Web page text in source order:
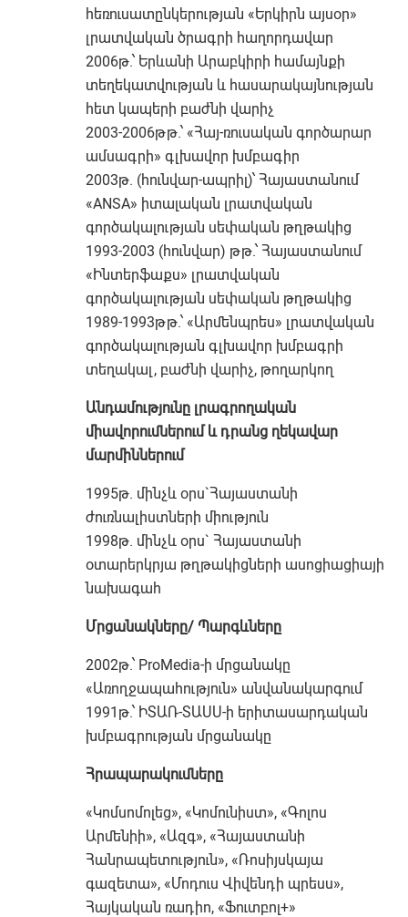
հեռուսատընկերության «Երկիրն այսօր»
լրատվական ծրագրի հաղորդավար
2006թ.՝ Երևանի Արաբկիրի համայնքի
տեղեկատվության և հասարակայնության
հետ կապերի բաժնի վարիչ
2003-2006թթ.՝ «Հայ-ռուսական գործարար
ամսագրի» գլխավոր խմբագիր
2003թ. (հունվար-ապրիլ)՝ Հայաստանում
«ANSA» իտալական լրատվական
գործակալության սեփական թղթակից
1993-2003 (հունվար) թթ.՝ Հայաստանում
«Ինտերֆաքս» լրատվական
գործակալության սեփական թղթակից
1989-1993թթ.՝ «Արմենպրես» լրատվական
գործակալության գլխավոր խմբագրի
տեղակալ, բաժնի վարիչ, թողարկող
Անդամությունը լրագրողական
միավորումներում և դրանց ղեկավար
մարմիններում
1995թ. մինչև օրս`Հայաստանի
ժուռնալիստների միություն
1998թ. մինչև օրս` Հայաստանի
օտարերկրյա թղթակիցների ասոցիացիայի
նախագահ
Մրցանակները/ Պարգևները
2002թ.՝ ProMedia-ի մրցանակը
«Առողջապահություն» անվանակարգում
1991թ.՝ ԻՏԱՌ-ՏԱՍՍ-ի երիտասարդական
խմբագրության մրցանակը
Հրապարակումները
«Կոմսոմոլեց», «Կոմունիստ», «Գոլոս
Արմենիի», «Ազգ», «Հայաստանի
Հանրապետություն», «Ռոսիյսկայա
գազետա», «Մոդուս Վիվենդի պրեսս»,
Հայկական ռադիո, «Ֆուտբոլ+»